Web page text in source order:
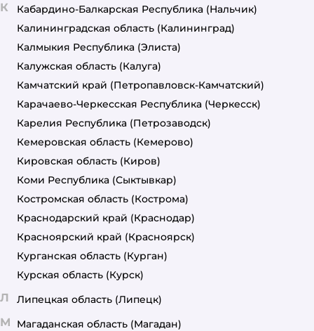
К Кабардино-Балкарская Республика (Нальчик)
Калининградская область (Калининград)
Калмыкия Республика (Элиста)
Калужская область (Калуга)
Камчатский край (Петропавловск-Камчатский)
Карачаево-Черкесская Республика (Черкесск)
Карелия Республика (Петрозаводск)
Кемеровская область (Кемерово)
Кировская область (Киров)
Коми Республика (Сыктывкар)
Костромская область (Кострома)
Краснодарский край (Краснодар)
Красноярский край (Красноярск)
Курганская область (Курган)
Курская область (Курск)
Л Липецкая область (Липецк)
М Магаданская область (Магадан)